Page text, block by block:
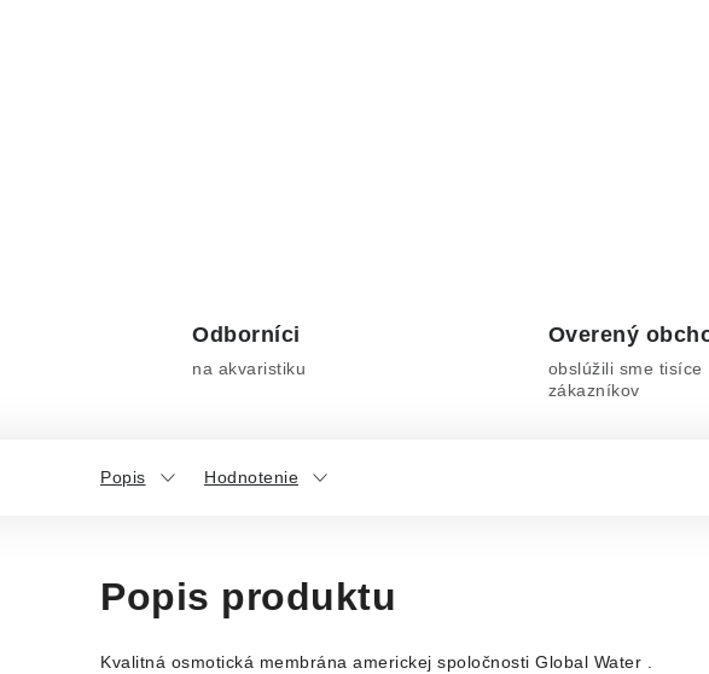
Odborníci
na akvaristiku
Overený
obslúžili sme tisíce
zákazníkov
Popis Hodnotenie
Popis produktu
Kvalitná osmotická membrána americkej spoločnosti Global Water .